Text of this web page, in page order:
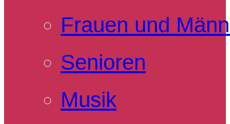
Frauen und
Senioren
Musik